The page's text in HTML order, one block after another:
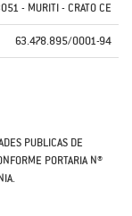
- MURITI - CRATO CE
63.478.895/0001-94
PUBLICAS DE
PORTARIA N®